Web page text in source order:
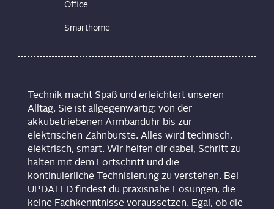
Office
Smarthome
Technik macht Spaß und erleichtert unseren
Alltag. Sie ist allgegenwärtig: von der
akkubetriebenen Armbanduhr bis zur
elektrischen Zahnbürste. Alles wird technisch,
elektrisch, smart. Wir helfen dir dabei, Schritt zu
halten mit dem Fortschritt und die
kontinuierliche Technisierung zu verstehen. Bei
UPDATED findest du praxisnahe Lösungen, die
keine Fachkenntnisse voraussetzen. Egal, ob die